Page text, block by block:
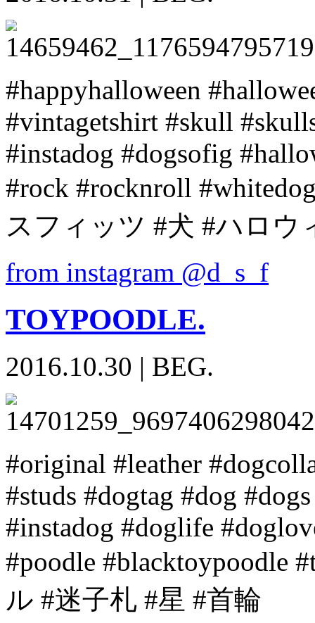
#happyhalloween
#vintagetshirt #skull
#instadog #dogsofig
#rock #rocknroll
スフィッツ #犬 #ハロウ
from instagram @d_s_f
TOYPOODLE.
2016.10.30 | BEG.
#original #leather
#studs #dogtag #dog
#instadog #doglife
#poodle #blacktoypoodle
ル #迷子札 #星 #首輪